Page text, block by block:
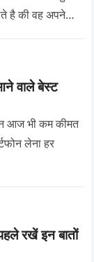
है की वह अपने
वाले बेस्ट
आज भी कम कीमत
लेना हर
रखें इन बातों